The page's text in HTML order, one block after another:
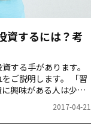
資するには？考
する手があります。
ご説明します。 「習
興味がある人は少額
2017-04-21